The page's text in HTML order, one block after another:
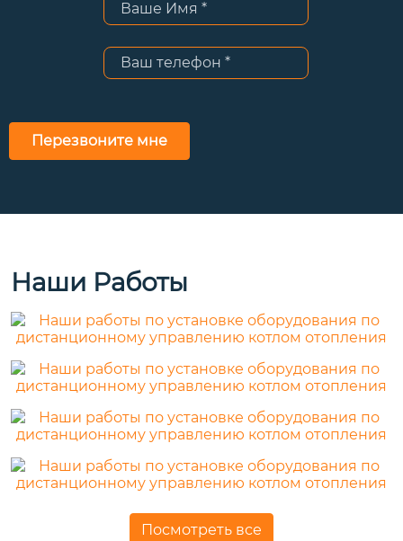
Перезвоните мне
Наши Работы
Посмотреть все